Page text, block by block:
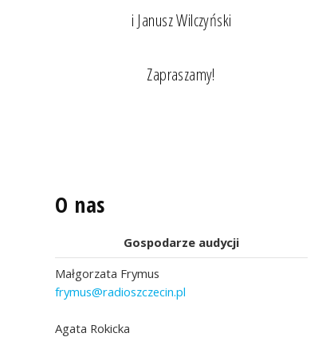
i Janusz Wilczyński
Zapraszamy!
O nas
Gospodarze audycji
Małgorzata Frymus
frymus@radioszczecin.pl
Agata Rokicka